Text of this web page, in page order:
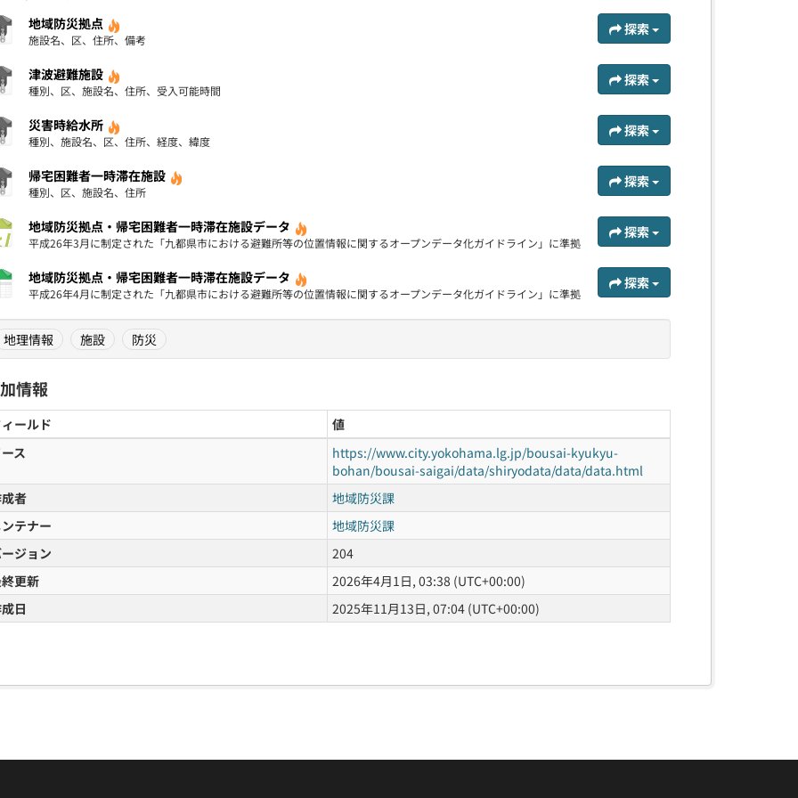
地域防災拠点
施設名、区、住所、備考
探索
津波避難施設
種別、区、施設名、住所、受入可能時間
探索
災害時給水所
種別、施設名、区、住所、経度、緯度
探索
帰宅困難者一時滞在施設
種別、区、施設名、住所
探索
地域防災拠点・帰宅困難者一時滞在施設データ
平成26年3月に制定された「九都県市における避難所等の位置情報に関するオープンデータ化ガイドライン」に準拠
探索
地域防災拠点・帰宅困難者一時滞在施設データ
平成26年4月に制定された「九都県市における避難所等の位置情報に関するオープンデータ化ガイドライン」に準拠
探索
地理情報 施設 防災
情報
ールド
値
ス
https://www.city.yokohama.lg.jp/bousai-kyukyu-
bohan/bousai-saigai/data/shiryodata/data/data.html
者
地域防災課
テナー
地域防災課
ジョン
204
更新
2026年4月1日, 03:38 (UTC+00:00)
日
2025年11月13日, 07:04 (UTC+00:00)